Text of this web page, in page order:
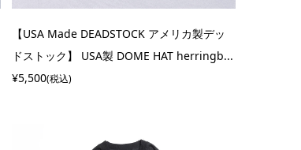
【USA Made DEADSTOCK アメリカ製デッ
ドストック】 USA製 DOME HAT herringb...
¥5,500(税込)